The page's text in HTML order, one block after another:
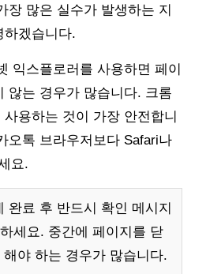
장 많은 실수가 발생하는 지
하겠습니다.
익스플로러를 사용하면 페이
않는 경우가 많습니다. 크롬
용하는 것이 가장 안전합니
오톡 브라우저보다 Safari나
요.
완료 후 반드시 확인 메시지
세요. 중간에 페이지를 닫
야 하는 경우가 많습니다.